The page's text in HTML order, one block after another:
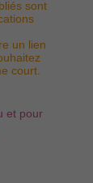
sont
un lien
court.
et pour